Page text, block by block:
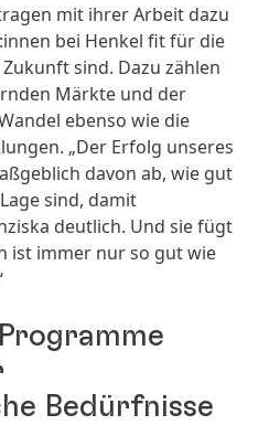
mit ihrer Arbeit dazu
bei Henkel fit für die
sind. Dazu zählen
Märkte und der
ebenso wie die
„Der Erfolg unseres
davon ab, wie gut
sind, damit
deutlich. Und sie fügt
ist immer nur so gut wie
Bedürfnisse